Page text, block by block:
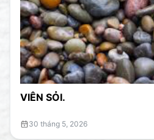
VIÊN SỎI.
30 tháng 5, 2026